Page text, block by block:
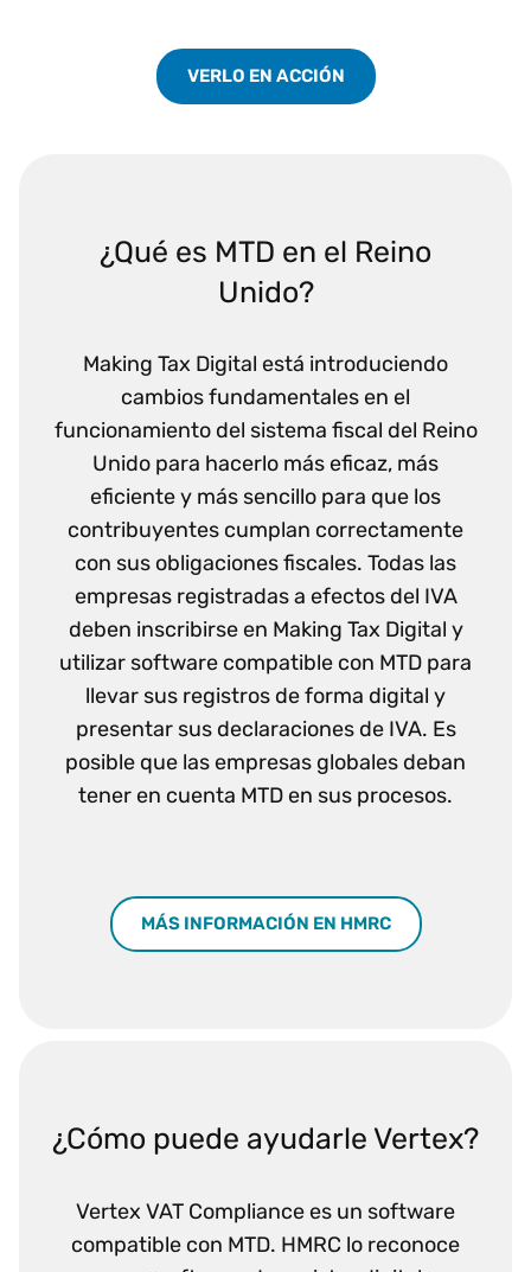
VERLO EN ACCIÓN
¿Qué es MTD en el Reino
Unido?
Making Tax Digital está introduciendo
cambios fundamentales en el
funcionamiento del sistema fiscal del Reino
Unido para hacerlo más eficaz, más
eficiente y más sencillo para que los
contribuyentes cumplan correctamente
con sus obligaciones fiscales. Todas las
empresas registradas a efectos del IVA
deben inscribirse en Making Tax Digital y
utilizar software compatible con MTD para
llevar sus registros de forma digital y
presentar sus declaraciones de IVA. Es
posible que las empresas globales deban
tener en cuenta MTD en sus procesos.
MÁS INFORMACIÓN EN HMRC
¿Cómo puede ayudarle Vertex?
Vertex VAT Compliance es un software
compatible con MTD. HMRC lo reconoce